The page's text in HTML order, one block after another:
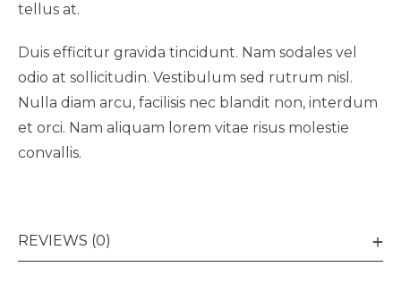
tellus at.
Duis efficitur gravida tincidunt. Nam sodales vel
odio at sollicitudin. Vestibulum sed rutrum nisl.
Nulla diam arcu, facilisis nec blandit non, interdum
et orci. Nam aliquam lorem vitae risus molestie
convallis.
REVIEWS (0)